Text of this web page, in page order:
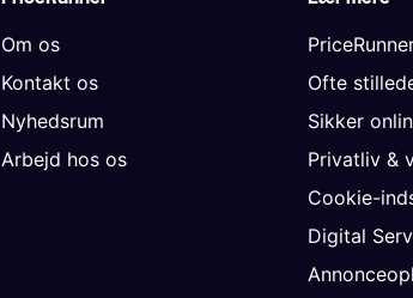
Om os
Kontakt os
Nyhedsrum
Arbejd hos os
Ofte
Sikker
Privatliv &
Cookie-
Digital